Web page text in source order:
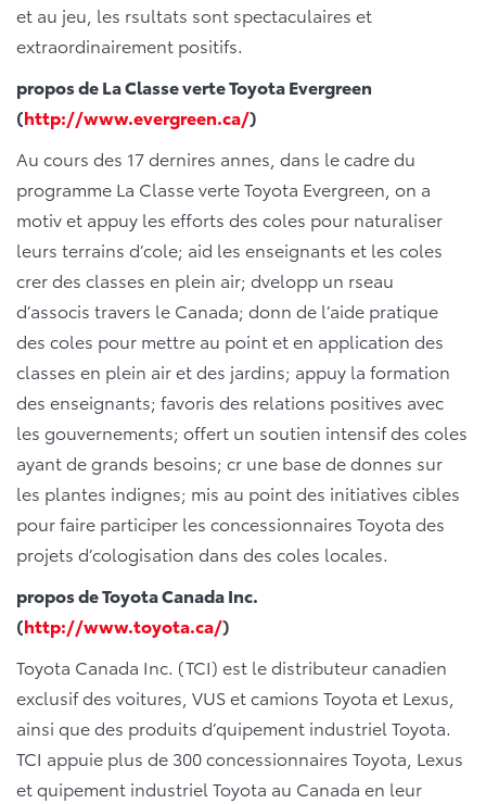
et au jeu, les rsultats sont spectaculaires et
extraordinairement positifs.
propos de La Classe verte Toyota Evergreen
(http://www.evergreen.ca/)
Au cours des 17 dernires annes, dans le cadre du
programme La Classe verte Toyota Evergreen, on a
motiv et appuy les efforts des coles pour naturaliser
leurs terrains d’cole; aid les enseignants et les coles
crer des classes en plein air; dvelopp un rseau
d’associs travers le Canada; donn de l’aide pratique
des coles pour mettre au point et en application des
classes en plein air et des jardins; appuy la formation
des enseignants; favoris des relations positives avec
les gouvernements; offert un soutien intensif des coles
ayant de grands besoins; cr une base de donnes sur
les plantes indignes; mis au point des initiatives cibles
pour faire participer les concessionnaires Toyota des
projets d’cologisation dans des coles locales.
propos de Toyota Canada Inc.
(http://www.toyota.ca/)
Toyota Canada Inc. (TCI) est le distributeur canadien
exclusif des voitures, VUS et camions Toyota et Lexus,
ainsi que des produits d’quipement industriel Toyota.
TCI appuie plus de 300 concessionnaires Toyota, Lexus
et quipement industriel Toyota au Canada en leur